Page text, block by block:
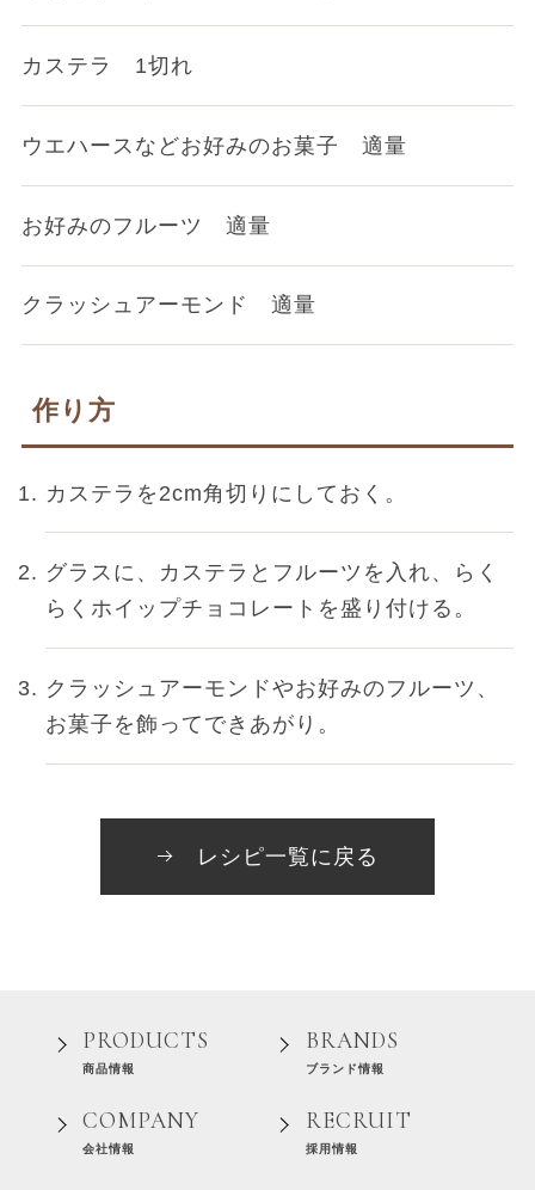
カステラ 1切れ
ウエハースなどお好みのお菓子 適量
お好みのフルーツ 適量
クラッシュアーモンド 適量
作り方
カステラを2cm角切りにしておく。
グラスに、カステラとフルーツを入れ、らく
らくホイップチョコレートを盛り付ける。
クラッシュアーモンドやお好みのフルーツ、
お菓子を飾ってできあがり。
レシピ一覧に戻る
PRODUCTS
商品情報
BRANDS
ブランド情報
COMPANY
会社情報
RECRUIT
採用情報